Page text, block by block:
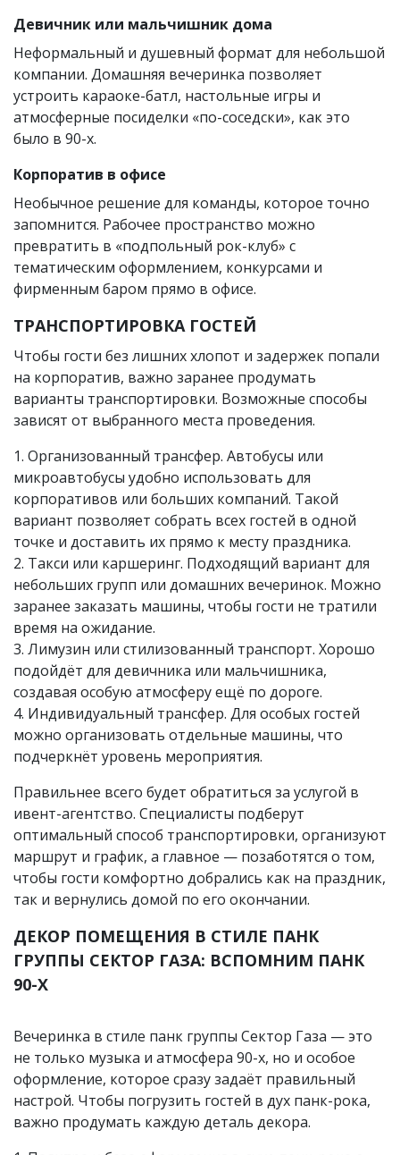
Девичник или мальчишник дома
Неформальный и душевный формат для небольшой
компании. Домашняя вечеринка позволяет
устроить караоке-батл, настольные игры и
атмосферные посиделки «по-соседски», как это
было в 90-х.
Корпоратив в офисе
Необычное решение для команды, которое точно
запомнится. Рабочее пространство можно
превратить в «подпольный рок-клуб» с
тематическим оформлением, конкурсами и
фирменным баром прямо в офисе.
ТРАНСПОРТИРОВКА ГОСТЕЙ
Чтобы гости без лишних хлопот и задержек попали
на корпоратив, важно заранее продумать
варианты транспортировки. Возможные способы
зависят от выбранного места проведения.
1. Организованный трансфер. Автобусы или
микроавтобусы удобно использовать для
корпоративов или больших компаний. Такой
вариант позволяет собрать всех гостей в одной
точке и доставить их прямо к месту праздника.
2. Такси или каршеринг. Подходящий вариант для
небольших групп или домашних вечеринок. Можно
заранее заказать машины, чтобы гости не тратили
время на ожидание.
3. Лимузин или стилизованный транспорт. Хорошо
подойдёт для девичника или мальчишника,
создавая особую атмосферу ещё по дороге.
4. Индивидуальный трансфер. Для особых гостей
можно организовать отдельные машины, что
подчеркнёт уровень мероприятия.
Правильнее всего будет обратиться за услугой в
ивент-агентство. Специалисты подберут
оптимальный способ транспортировки, организуют
маршрут и график, а главное — позаботятся о том,
чтобы гости комфортно добрались как на праздник,
так и вернулись домой по его окончании.
ДЕКОР ПОМЕЩЕНИЯ В СТИЛЕ ПАНК
ГРУППЫ СЕКТОР ГАЗА: ВСПОМНИМ ПАНК
90-Х
Вечеринка в стиле панк группы Сектор Газа — это
не только музыка и атмосфера 90-х, но и особое
оформление, которое сразу задаёт правильный
настрой. Чтобы погрузить гостей в дух панк-рока,
важно продумать каждую деталь декора.